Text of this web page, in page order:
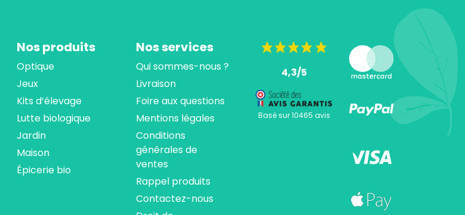
Nos produits
Optique
Jeux
Kits d’élevage
Lutte biologique
Jardin
Maison
Épicerie bio
Nos services
Qui sommes-nous ?
Livraison
Foire aux questions
Mentions légales
Conditions
générales de
ventes
Rappel produits
Contactez-nous
4,3/5
Basé sur 10465 avis